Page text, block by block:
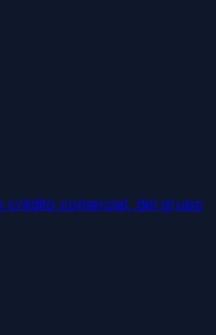
crédito comercial, del grupo